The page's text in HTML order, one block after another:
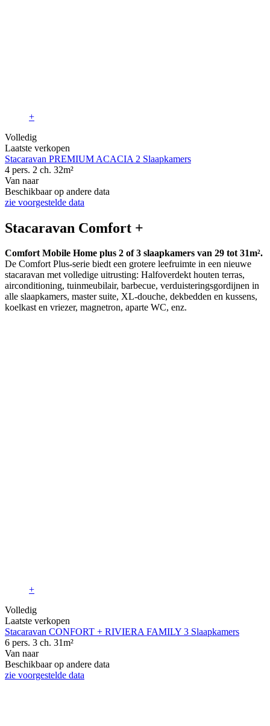
+
Volledig
Laatste verkopen
Stacaravan PREMIUM ACACIA 2 Slaapkamers
4 pers. 2 ch. 32m²
Van naar
Beschikbaar op andere data
zie voorgestelde data
Stacaravan Comfort +
Comfort Mobile Home plus 2 of 3 slaapkamers van 29 tot 31m².
De Comfort Plus-serie biedt een grotere leefruimte in een nieuwe
stacaravan met volledige uitrusting: Halfoverdekt houten terras,
airconditioning, tuinmeubilair, barbecue, verduisteringsgordijnen in
alle slaapkamers, master suite, XL-douche, dekbedden en kussens,
koelkast en vriezer, magnetron, aparte WC, enz.
+
Volledig
Laatste verkopen
Stacaravan CONFORT + RIVIERA FAMILY 3 Slaapkamers
6 pers. 3 ch. 31m²
Van naar
Beschikbaar op andere data
zie voorgestelde data